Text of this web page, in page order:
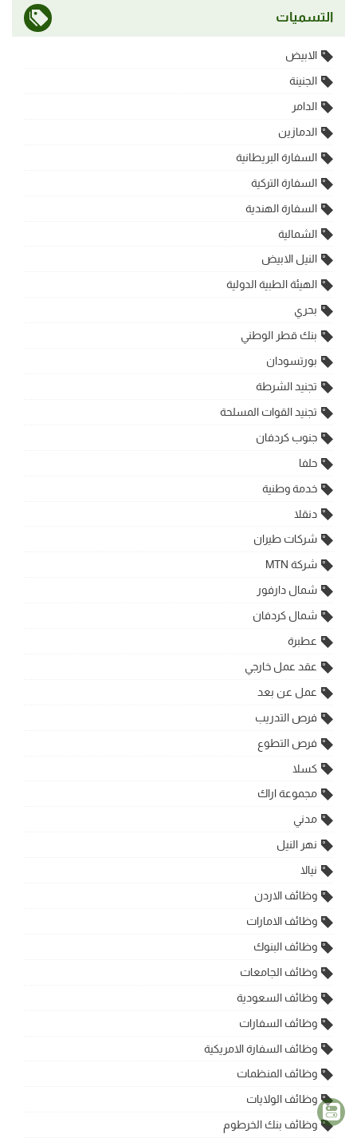
التسميات
الابيض
الجنينة
الدامر
الدمازين
السفارة البريطانية
السفارة التركية
السفارة الهندية
الشمالية
النيل الابيض
الهيئة الطبية الدولية
بحري
بنك قطر الوطني
بورتسودان
تجنيد الشرطة
تجنيد القوات المسلحة
جنوب كردفان
حلفا
خدمة وطنية
دنقلا
شركات طيران
شركة MTN
شمال دارفور
شمال كردفان
عطبرة
عقد عمل خارجي
عمل عن بعد
فرص التدريب
فرص التطوع
كسلا
مجموعة اراك
مدني
نهر النيل
نيالا
وظائف الاردن
وظائف الامارات
وظائف البنوك
وظائف الجامعات
وظائف السعودية
وظائف السفارات
وظائف السفارة الامريكية
وظائف المنظمات
وظائف الولايات
وظائف بنك الخرطوم